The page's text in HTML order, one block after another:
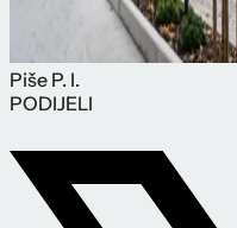
Piše P. I.
PODIJELI